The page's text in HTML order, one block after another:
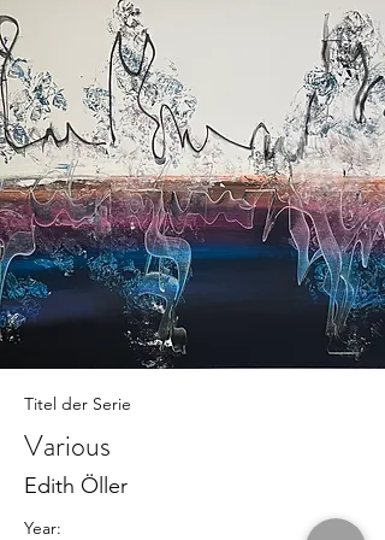
Titel der Serie
Various
Edith Öller
Year: